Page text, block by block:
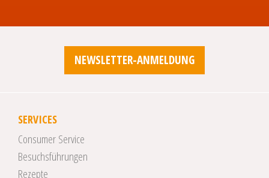
NEWSLETTER-ANMELDUNG
SERVICES
Consumer Service
Besuchsführungen
Rezepte